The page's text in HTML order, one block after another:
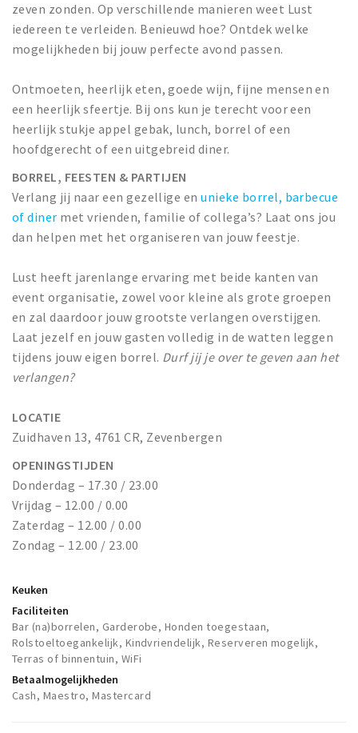
zeven zonden. Op verschillende manieren weet Lust
iedereen te verleiden. Benieuwd hoe? Ontdek welke
mogelijkheden bij jouw perfecte avond passen.
Ontmoeten, heerlijk eten, goede wijn, fijne mensen en
een heerlijk sfeertje. Bij ons kun je terecht voor een
heerlijk stukje appel gebak, lunch, borrel of een
hoofdgerecht of een uitgebreid diner.
BORREL, FEESTEN & PARTIJEN
Verlang jij naar een gezellige enunieke borrel, barbecue
of diner met vrienden, familie of collega’s? Laat ons jou
dan helpen met het organiseren van jouw feestje.
Lust heeft jarenlange ervaring met beide kanten van
event organisatie, zowel voor kleine als grote groepen
en zal daardoor jouw grootste verlangen overstijgen.
Laat jezelf en jouw gasten volledig in de watten leggen
tijdens jouw eigen borrel. Durf jij je over te geven aan het
verlangen?
LOCATIE
Zuidhaven 13, 4761 CR, Zevenbergen
OPENINGSTIJDEN
Donderdag – 17.30 / 23.00
Vrijdag – 12.00 / 0.00
Zaterdag – 12.00 / 0.00
Zondag – 12.00 / 23.00
Keuken
Faciliteiten
Bar (na)borrelen, Garderobe, Honden toegestaan,
Rolstoeltoegankelijk, Kindvriendelijk, Reserveren mogelijk,
Terras of binnentuin, WiFi
Betaalmogelijkheden
Cash, Maestro, Mastercard